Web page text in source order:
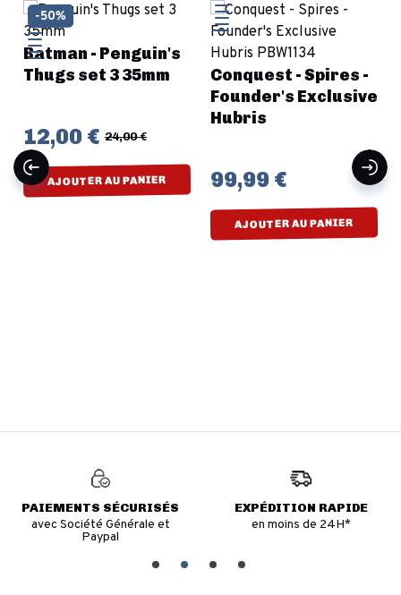
Batman - Penguin's
Thugs set 3 35mm
12,00 € 24,00 €
AJOUTER AU PANIER
-50%
Conquest - Spires -
Founder's Exclusive
Hubris
99,99 €
AJOUTER AU PANIER
PAIEMENTS SÉCURISÉS
avec Société Générale et
Paypal
EXPÉDITION RAPIDE
en moins de 24H*